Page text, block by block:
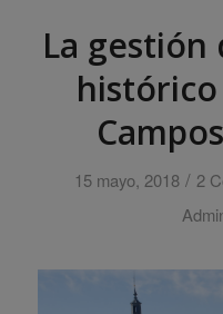
La
15 mayo, 2018 / 2